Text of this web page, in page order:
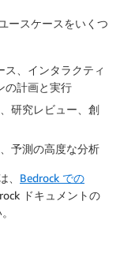
ースケースをいくつ
ス、インタラクティ
の計画と実行
研究レビュー、創
予測の高度な分析
、 Bedrock での
ドキュメントの